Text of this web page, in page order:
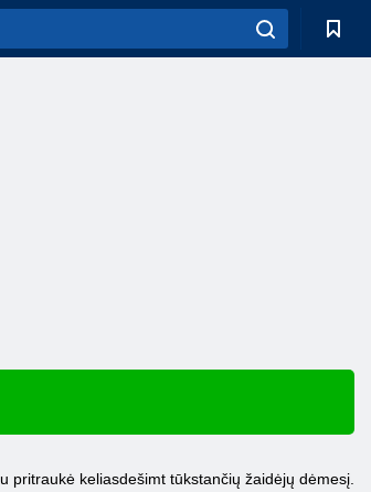
keliasdešimt tūkstančių žaidėjų dėmesį.